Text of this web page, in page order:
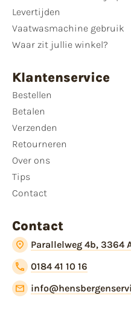
Levertijden
Vaatwasmachine gebruik
Waar zit jullie winkel?
Klantenservice
Bestellen
Betalen
Verzenden
Retourneren
Over ons
Tips
Contact
Contact
Parallelweg 4b, 3364
0184 41 10 16